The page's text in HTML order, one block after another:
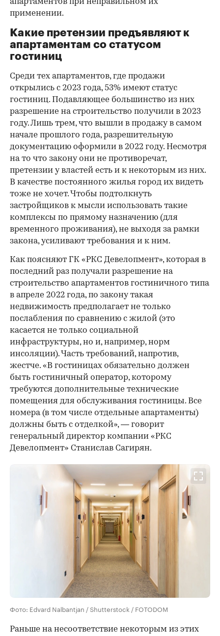
апартаментов при неправильном их
применении.
Какие претензии предъявляют к
апартаментам со статусом
гостиниц
Среди тех апартаментов, где продажи
открылись с 2023 года, 53% имеют статус
гостиниц. Подавляющее большинство из них
разрешение на строительство получили в 2023
году. Лишь трем, что вышли в продажу в самом
начале прошлого года, разрешительную
документацию оформили в 2022 году. Несмотря
на то что закону они не противоречат,
претензии у властей есть и к некоторым из них.
В качестве постоянного жилья город их видеть
тоже не хочет. Чтобы подтолкнуть
застройщиков к мысли использовать такие
комплексы по прямому назначению (для
временного проживания), не выходя за рамки
закона, усиливают требования и к ним.
Как поясняют ГК «РКС Девелопмент», которая в
последний раз получали разрешение на
строительство апартаментов гостиничного типа
в апреле 2022 года, по закону такая
недвижимость предполагает не только
послабления по сравнению с жилой (это
касается не только социальной
инфраструктуры, но и, например, норм
инсоляции). Часть требований, напротив,
жестче. «В гостиницах обязательно должен
быть гостиничный оператор, которому
требуются дополнительные технические
помещения для обслуживания гостиницы. Все
номера (в том числе отдельные апартаменты)
должны быть с отделкой», — говорит
генеральный директор компании «РКС
Девелопмент» Станислав Сагирян.
Фото: Edvard Nalbantjan / Shutterstock / FOTODOM
Раньше на несоответствие некоторым из этих